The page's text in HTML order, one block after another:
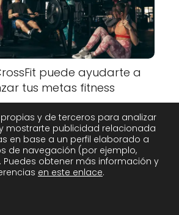
puede ayudarte a
tus metas fitness
y de terceros para analizar
mostrarte publicidad relacionada
en base a un perfil elaborado a
de navegación (por ejemplo,
obtener más información y
en este enlace.